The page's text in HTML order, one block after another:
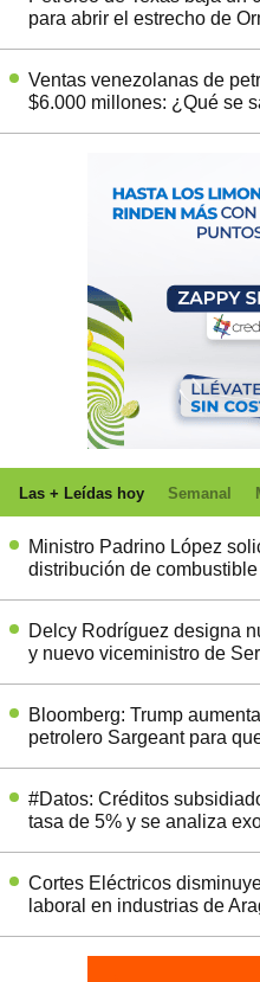
para abrir el estrecho de
Ventas venezolanas de
$6.000 millones: ¿Qué se
Las + Leídas hoy Semanal
Ministro Padrino López
distribución de
Delcy Rodríguez designa
y nuevo viceministro de
Bloomberg: Trump
petrolero Sargeant para
#Datos: Créditos
tasa de 5% y se analiza
Cortes Eléctricos
laboral en industrias de